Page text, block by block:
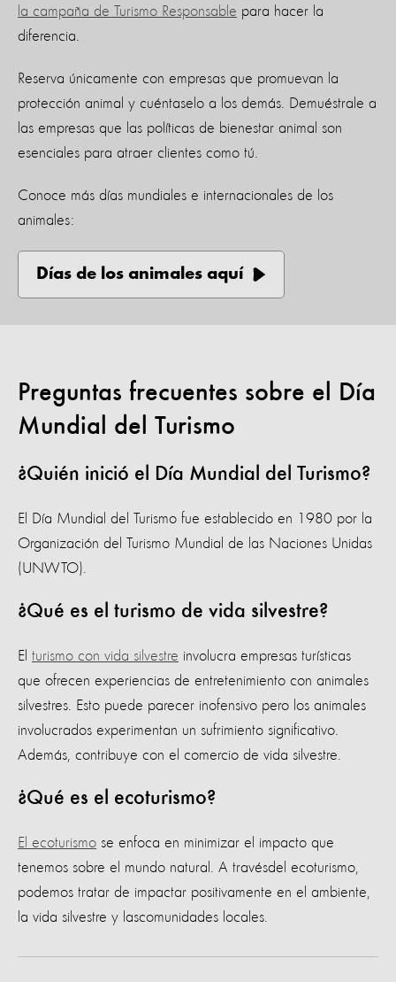
la campaña de Turismo Responsable para hacer la
diferencia.
Reserva únicamente con empresas que promuevan la
protección animal y cuéntaselo a los demás. Demuéstrale a
las empresas que las políticas de bienestar animal son
esenciales para atraer clientes como tú.
Conoce más días mundiales e internacionales de los
animales:
Días de los animales aquí
Preguntas frecuentes sobre el Día
Mundial del Turismo
¿Quién inició el Día Mundial del Turismo?
El Día Mundial del Turismo fue establecido en 1980 por la
Organización del Turismo Mundial de las Naciones Unidas
(UNWTO).
¿Qué es el turismo de vida silvestre?
El turismo con vida silvestre involucra empresas turísticas
que ofrecen experiencias de entretenimiento con animales
silvestres. Esto puede parecer inofensivo pero los animales
involucrados experimentan un sufrimiento significativo.
Además, contribuye con el comercio de vida silvestre.
¿Qué es el ecoturismo?
El ecoturismo se enfoca en minimizar el impacto que
tenemos sobre el mundo natural. A travésdel ecoturismo,
podemos tratar de impactar positivamente en el ambiente,
la vida silvestre y lascomunidades locales.